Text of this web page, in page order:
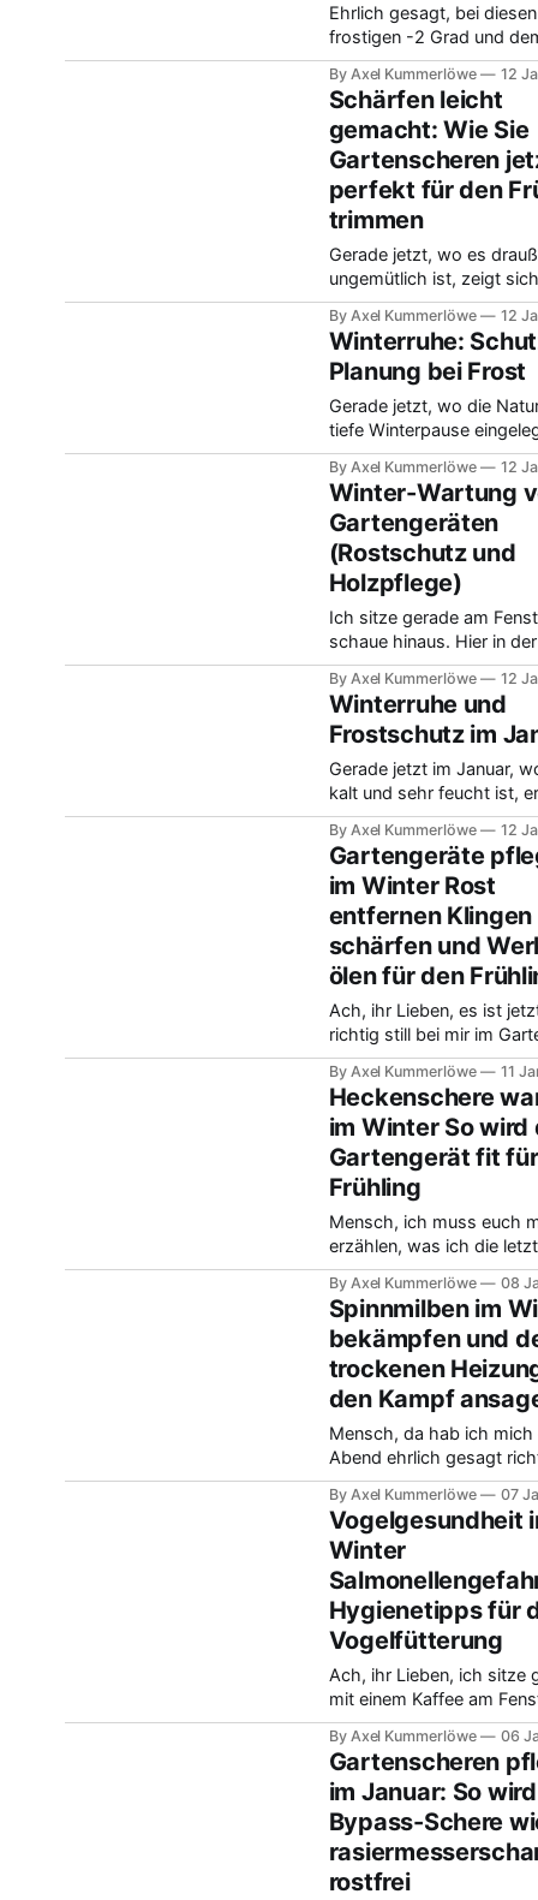
selbst,
Ehrlich gesagt, bei diesen
frostigen -2 Grad und
ganzen Grau am Himmel
froh, wenn ich mich mit
Projekten ins Warme
kann. Das ist doch gerade
perfekte Zeit, um die
Gartenscheren mal so
für den Frühling zu
finde, man vergisst
By Axel Kummerlöwe 12
Schärfen leicht
gemacht: Wie Sie
Gartenscheren
perfekt für den
trimmen
Gerade jetzt, wo es
ungemütlich ist, zeigt
Garten von seiner
Bei derzeit minus zwei
bedecktem Himmel lockt
hohe Luftfeuchtigkeit ja
eher in die warme
ist aber auch schon die
Zeit, um die wichtigsten
Werkzeuge für den bald
By Axel Kummerlöwe 12
Winterruhe:
Planung bei Frost
Gerade jetzt, wo die
tiefe Winterpause
fängt für viele
wichtige Vorbereitung an.
Wolkendecke hängt oft
das Thermometer zeigt
Werte knapp unter dem
Gefrierpunkt bei hoher
Luftfeuchtigkeit. Eine
Gärtnerin aus der Region
Offenburg hat neulich
wichtig es sei,
By Axel Kummerlöwe 12
Winter-Wartung
Gartengeräten
(Rostschutz und
Holzpflege)
Ich sitze gerade am
schaue hinaus. Hier in
ist es kalt mit feuchten -
alles ist bedeckt. Das ist
die Phase, in der viele
im Schuppen langsam
Rost werden. Ich habe
deshalb vorgenommen,
Spaten, Hacken und
By Axel Kummerlöwe 12
Winterruhe und
Frostschutz im
Gerade jetzt im Januar,
kalt und sehr feucht ist,
wir ja die typische
Garten. Viele denken, die
brauchen jetzt gar nichts.
Vorsicht ist geboten, denn
besonders bei den
Gehölzen lauert die
Frosttrocknis. Es ist
wichtig, an den seltenen
frostfreien
By Axel Kummerlöwe 12
Gartengeräte
im Winter Rost
entfernen Klingen
schärfen und
ölen für den
Ach, ihr Lieben, es ist
richtig still bei mir im
Ehrlich gesagt, das
glücklich, weil ich dann
durchatmen kann und der
aufs leere Beet auch eine
Ruhepause ist. Aber beim
Aufräumen der Laube
mich gestern echt
ich meine Lieblings-
By Axel Kummerlöwe 11
Heckenschere
im Winter So wird
Gartengerät fit
Frühling
Mensch, ich muss euch
erzählen, was ich die
so getrieben habe. Der
liegt ja hier bei uns fest im
Winterschlaf, und ich
Ruhe ehrlich gesagt dafür
genutzt, mich in meine
Werkstatt zu verziehen.
mich einfach glücklich,
weiß, dass das
By Axel Kummerlöwe 08
Spinnmilben im
bekämpfen und
trockenen
den Kampf
Mensch, da hab ich mich
Abend ehrlich gesagt
geärgert, als ich nach
meine kleine Zitrone im
Wohnzimmer begutachtet
Die stand so stolz da,
genaueren Hinsehen –
ja alle – da waren sie
fiesen Spinnmilben. Ich
wirklich, ich hätte sie nach
By Axel Kummerlöwe 07
Vogelgesundheit
Winter
Hygienetipps für
Vogelfütterung
Ach, ihr Lieben, ich sitze
mit einem Kaffee am
sehe zu, wie sich die
hier bei uns streiten. Es ist
kalt, und es macht mich
unheimlich glücklich,
sehe, wie gut mein Futter
angenommen wird. Aber
diese Kälte bringt mich
etwas
By Axel Kummerlöwe 06
Gartenscheren
im Januar: So
Bypass-Schere
rostfrei